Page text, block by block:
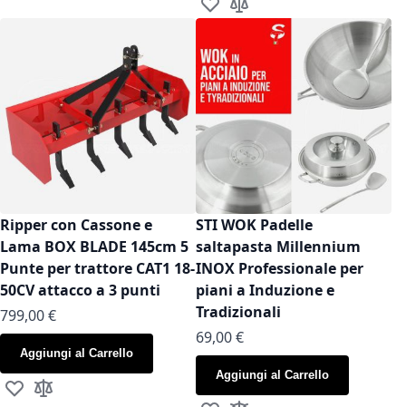
Aggiungi alla lista desideri
Aggiungi al confronto
Ripper con Cassone e
Lama BOX BLADE 145cm 5
Punte per trattore CAT1 18-
50CV attacco a 3 punti
799,00 €
Aggiungi al Carrello
Aggiungi alla lista desideri
Aggiungi al confronto
STI WOK Padelle
saltapasta Millennium
INOX Professionale per
piani a Induzione e
Tradizionali
As low as
69,00 €
Aggiungi al Carrello